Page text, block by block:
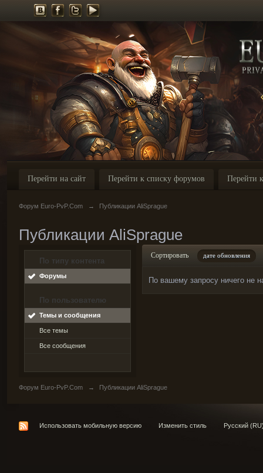
Перейти на сайт Перейти к списку форумов Перейти
Форум Euro-PvP.Com → Публикации AliSprague
Публикации AliSprague
По типу контента
Форумы
По пользователю
Темы и сообщения
Все темы
Все сообщения
Сортировать дате обновления
По вашему запросу ничего не
Форум Euro-PvP.Com → Публикации AliSprague
Использовать мобильную версию Изменить стиль Русский